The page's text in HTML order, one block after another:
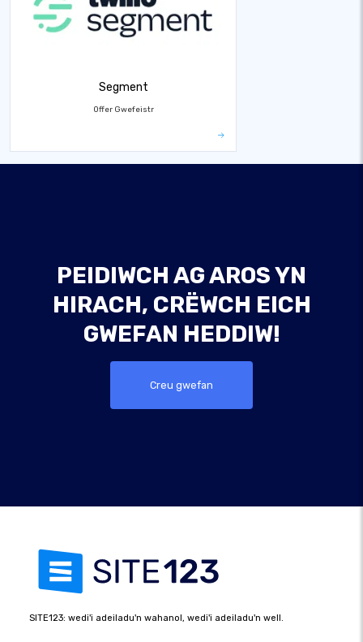
Segment
Offer Gwefeistr
PEIDIWCH AG AROS YN
HIRACH, CRËWCH EICH
GWEFAN HEDDIW!
Creu gwefan
SITE123: wedi'i adeiladu'n wahanol, wedi'i adeiladu'n well.